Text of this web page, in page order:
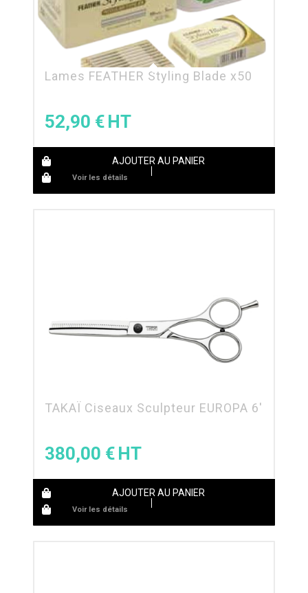
Lames FEATHER Styling Blade x50
52,90 €
AJOUTER AU PANIER
Voir les détails
TAKAÏ Ciseaux Sculpteur EUROPA 6′
380,00 €
AJOUTER AU PANIER
Voir les détails